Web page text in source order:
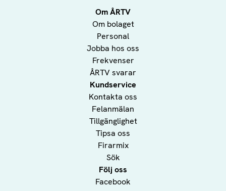
Om ÅRTV
Om bolaget
Personal
Jobba hos oss
Frekvenser
ÅRTV svarar
Kundservice
Kontakta oss
Felanmälan
Tillgänglighet
Tipsa oss
Firarmix
Sök
Följ oss
Facebook